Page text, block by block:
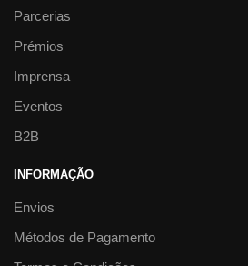
Parcerias
Prémios
Imprensa
Eventos
B2B
INFORMAÇÃO
Envios
Métodos de Pagamento